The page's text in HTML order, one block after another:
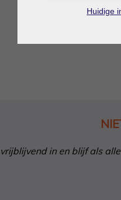
in en blijf als
Huidige